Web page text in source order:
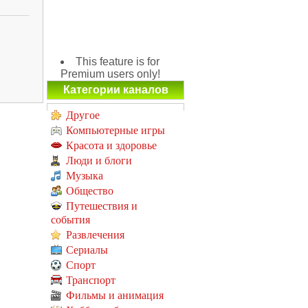
This feature is for
Premium users only!
Категории каналов
Другое
Компьютерные игры
Красота и здоровье
Люди и блоги
Музыка
Общество
Путешествия и
события
Развлечения
Сериалы
Спорт
Транспорт
Фильмы и анимация